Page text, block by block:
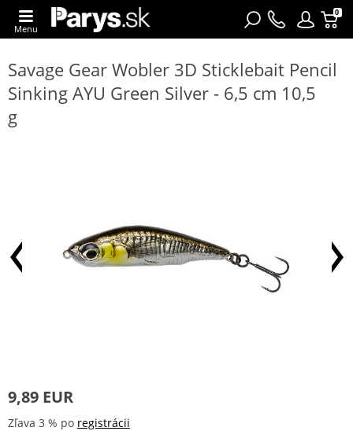
0
Menu
Savage Gear Wobler 3D Sticklebait Pencil
Sinking AYU Green Silver - 6,5 cm 10,5
g
9,89 EUR
Zľava 3 % po registrácii